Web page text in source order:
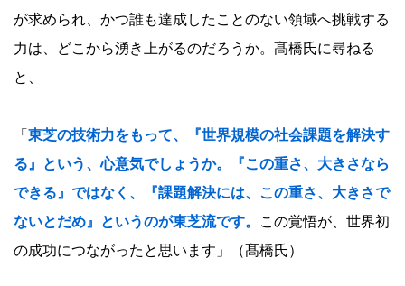
が求められ、かつ誰も達成したことのない領域へ挑戦する
力は、どこから湧き上がるのだろうか。髙橋氏に尋ねる
と、
「 東芝の技術力をもって、『世界規模の社会課題を解決す
る』という、心意気でしょうか。『この重さ、大きさなら
できる』ではなく、『課題解決には、この重さ、大きさで
ないとだめ』というのが東芝流です。
この覚悟が、世界初
の成功につながったと思います」（髙橋氏）